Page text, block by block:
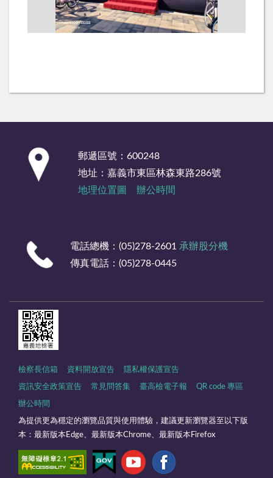
郵遞區號：600248
地址：嘉義市東區林森東路286號
地理位置圖
辦公時間
電話總機：(05)278-2601 承辦股分機
傳真電話：(05)278-0445
檢察長信箱 資料開放宣告 隱私權保護宣告
資訊安全政策宣告 常見問答集 臺高檢電子報 QR code 專區
辦公時間
為提供更為穩定的瀏覽品質與使用體驗，建議更新瀏覽器至以下版
本：最新版本Edge、最新版本Chrome、最新版本Firefox